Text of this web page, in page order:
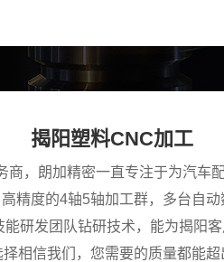
揭阳塑料CNC加工
，朗加精密一直专注于为汽车
精度的4轴5轴加工群，多台自
研发团队钻研技术，能为揭阳
相信我们，您需要的质量都能超